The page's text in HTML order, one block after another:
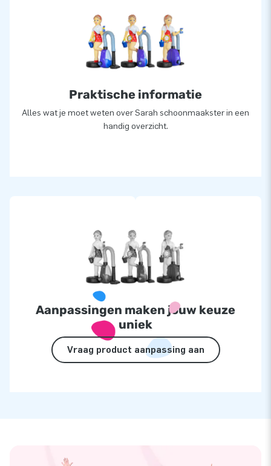
Praktische informatie
Alles wat je moet weten over Sarah schoonmaakster in een
handig overzicht.
Aanpassingen maken jouw keuze
uniek
Vraag product aanpassing aan